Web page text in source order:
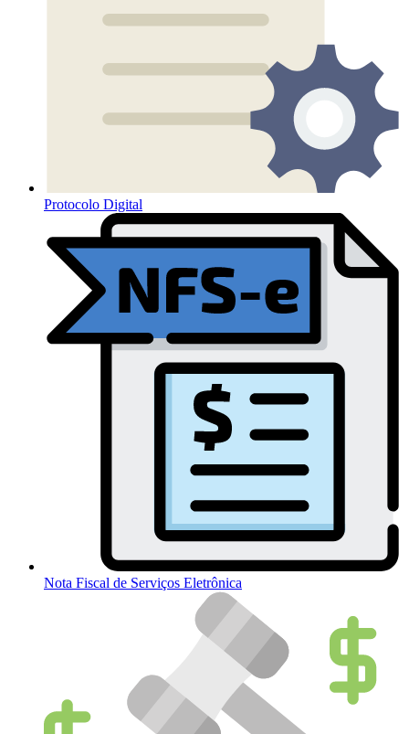
Protocolo Digital
Nota Fiscal de Serviços Eletrônica